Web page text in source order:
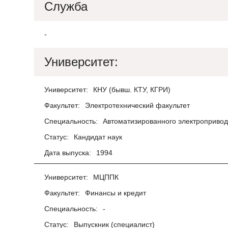
Служба
-
Университет:
Университет:
КНУ (бывш. КТУ, КГРИ)
Факультет:
Электротехнический факультет
Специальность:
Автоматизированного
Статус:
Кандидат наук
Дата выпуска:
1994
Университет:
МЦППК
Факультет:
Финансы и кредит
Специальность:
-
Статус:
Выпускник (специалист)